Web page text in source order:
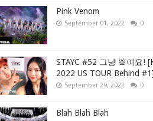
Pink Venom
September 01, 2022 0
STAYC #52 그냥 💩이요!
2022 US TOUR Behind #1]
September 29, 2022 0
Blah Blah Blah